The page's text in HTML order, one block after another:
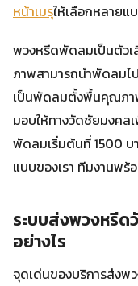
หน้าเมรุให้เลือกหลายแ
พวงหรีดพัดลมเป็นตัวเ
ภาพสามารถนำพัดลมไ
เป็นพัดลมตั้งพื้นคุณภาพ
มอบให้ทางวัดชัยมงคล
พัดลมเริ่มต้นที่ 1500 บ
แบบของเรา ทีมงานพร้
ระบบส่งพวงหรีด
อย่างไร
จุดเด่นของบริการส่งพ